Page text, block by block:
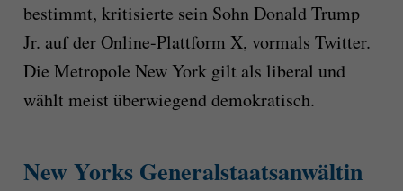
bestimmt, kritisierte sein Sohn Donald Trump
Jr. auf der Online-Plattform X, vormals Twitter.
Die Metropole New York gilt als liberal und
wählt meist überwiegend demokratisch.
New Yorks Generalstaatsanwältin